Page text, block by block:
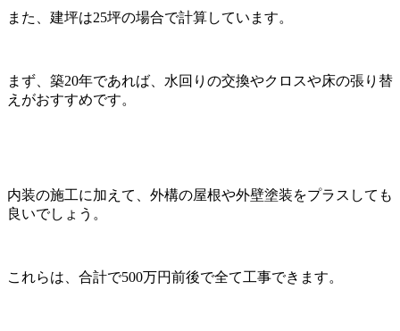
また、建坪は25坪の場合で計算しています。
まず、築20年であれば、水回りの交換やクロスや床の張り替
えがおすすめです。
内装の施工に加えて、外構の屋根や外壁塗装をプラスしても
良いでしょう。
これらは、合計で500万円前後で全て工事できます。